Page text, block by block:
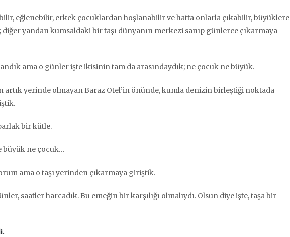
eğlenebilir, erkek çocuklardan hoşlanabilir ve hatta onlarla çıkabilir, büyüklere
yandan kumsaldaki bir taşı dünyanın merkezi sanıp günlerce çıkarmaya
ama o günler işte ikisinin tam da arasındaydık; ne çocuk ne büyük.
yerinde olmayan Baraz Otel’in önünde, kumla denizin birleştiği noktada
bir kütle.
büyük ne çocuk…
ama o taşı yerinden çıkarmaya giriştik.
saatler harcadık. Bu emeğin bir karşılığı olmalıydı. Olsun diye işte, taşa bir